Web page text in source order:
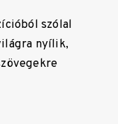
szólal
nyílik,